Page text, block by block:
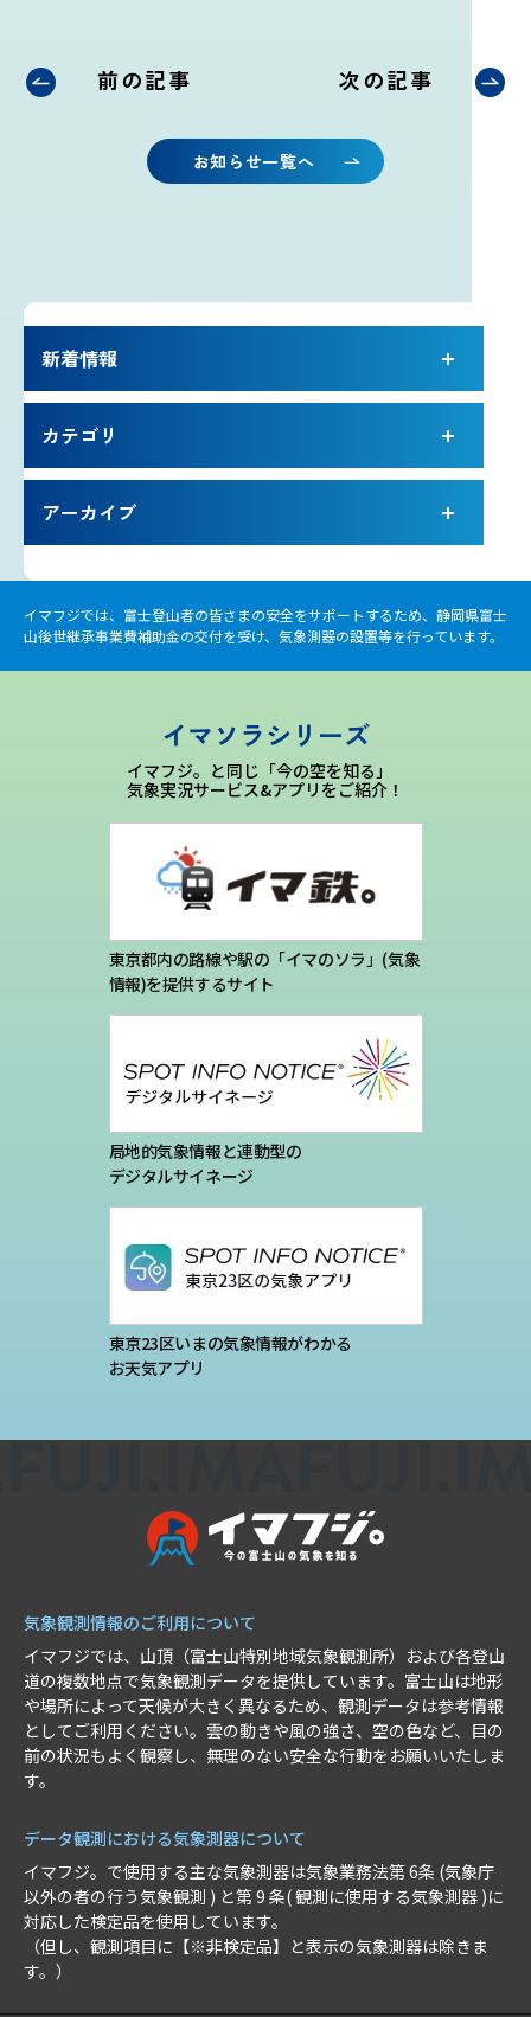
前の記事
お知らせ一覧へ
次の記事
新着情報
カテゴリ
アーカイブ
イマフジでは、富士登山者の皆さまの安全をサポートするため、静岡県富士
山後世継承事業費補助金の交付を受け、気象測器の設置等を行っています。
イマソラシリーズ
イマフジ。と同じ「今の空を知る」
気象実況サービス&アプリをご紹介！
東京都内の路線や駅の「イマのソラ」(気象
情報)を提供するサイト
局地的気象情報と連動型の
デジタルサイネージ
東京23区いまの気象情報がわかる
お天気アプリ
気象観測情報のご利用について
イマフジでは、山頂（富士山特別地域気象観測所）および各登山
道の複数地点で気象観測データを提供しています。富士山は地形
や場所によって天候が大きく異なるため、観測データは参考情報
としてご利用ください。雲の動きや風の強さ、空の色など、目の
前の状況もよく観察し、無理のない安全な行動をお願いいたしま
す。
データ観測における気象測器について
イマフジ。で使用する主な気象測器は気象業務法第 6条 (気象庁
以外の者の行う気象観測 ) と第 9 条( 観測に使用する気象測器 )に
対応した検定品を使用しています。
（但し、観測項目に【※非検定品】と表示の気象測器は除きま
す。）